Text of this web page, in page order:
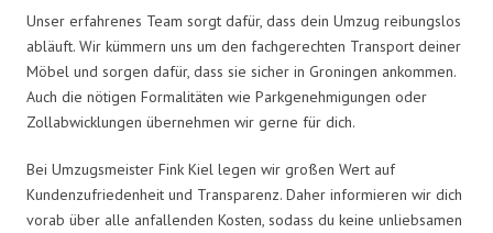
Unser erfahrenes Team sorgt dafür, dass dein Umzug reibungslos
abläuft. Wir kümmern uns um den fachgerechten Transport deiner
Möbel und sorgen dafür, dass sie sicher in Groningen ankommen.
Auch die nötigen Formalitäten wie Parkgenehmigungen oder
Zollabwicklungen übernehmen wir gerne für dich.
Bei Umzugsmeister Fink Kiel legen wir großen Wert auf
Kundenzufriedenheit und Transparenz. Daher informieren wir dich
vorab über alle anfallenden Kosten, sodass du keine unliebsamen